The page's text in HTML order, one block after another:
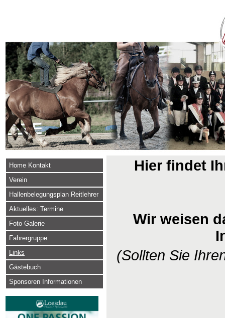
Home Kontakt
Verein
Hallenbelegungsplan Reitlehrer
Aktuelles: Termine
Foto Galerie
Fahrergruppe
Links
Gästebuch
Sponsoren Informationen
Hier findet
Wir weisen
(Sollten Sie